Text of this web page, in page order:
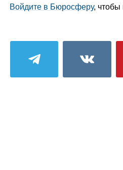
Войдите в Бюросферу, чтобы